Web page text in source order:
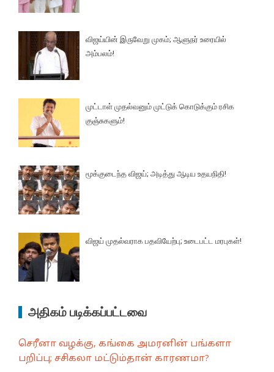
விஜய்யின் இருவேறு முகம்; ஆளுநர் உரையில்
அம்பலம்!
முட்டாள் முதல்வனும் முட்டுக் கொடுக்கும் ரசிக
குஞ்சுகளும்!
மூக்குடைந்த விஜய்; அடித்து ஆடிய உதயநிதி!
விஜய் முதல்வராக பதவியேற்பு; உடைபட்ட மரபுகள்!
அதிகம் படிக்கப்பட்டவை
செரீனா வழக்கு, கங்கை அமரனின் பங்களா
பறிப்பு; சசிகலா மட்டும்தான் காரணமா?